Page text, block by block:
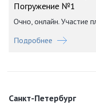
Погружение №1
Очно, онлайн. Участие
Подробнее
Санкт-Петербург